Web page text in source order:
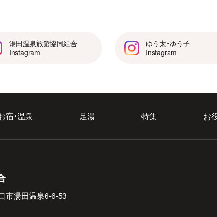
湯田温泉旅館協同組合
Instagram
ゆう太・ゆう子
Instagram
宿・温泉 足湯 特集 お
湯田温泉6-6-53